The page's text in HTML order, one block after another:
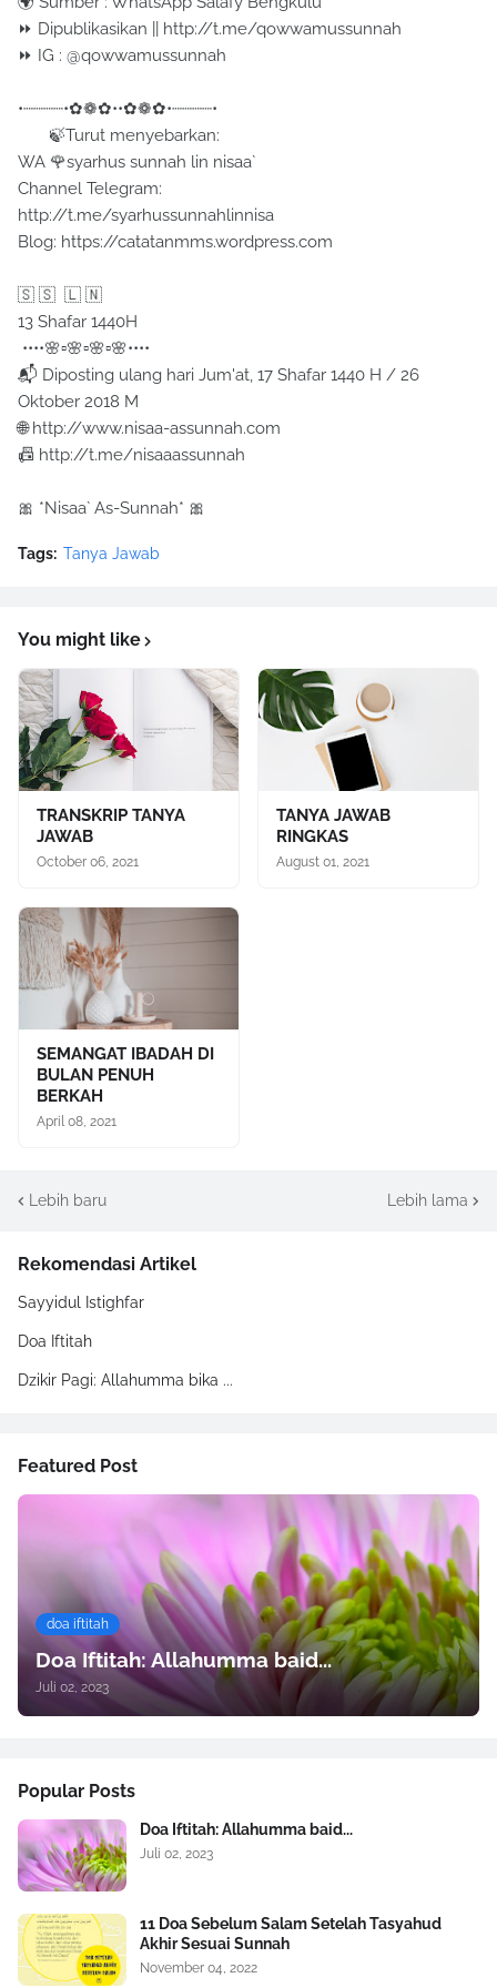
⏩ Dipublikasikan || http://t.me/qowwamussunnah
⏩ IG : @qowwamussunnah
•┈┈┈┈•✿❁✿••✿❁✿•┈┈┈┈•
🍃Turut menyebarkan:
WA 🌹syarhus sunnah lin nisaa`
Channel Telegram:
http://t.me/syarhussunnahlinnisa
Blog: https://catatanmms.wordpress.com
🇸 🇸 🇱 🇳
13 Shafar 1440H
••••🌸▫️🌸▫️🌸▫️🌸••••
📬 Diposting ulang hari Jum'at, 17 Shafar 1440 H / 26
Oktober 2018 M
🌐 http://www.nisaa-assunnah.com
📠 http://t.me/nisaaassunnah
🎀 *Nisaa` As-Sunnah* 🎀
Tags: Tanya Jawab
You might like
TRANSKRIP TANYA
JAWAB
October 06, 2021
TANYA JAWAB
RINGKAS
August 01, 2021
SEMANGAT IBADAH DI
BULAN PENUH
BERKAH
April 08, 2021
Lebih baru Lebih lama
Rekomendasi Artikel
Sayyidul Istighfar
Doa Iftitah
Dzikir Pagi: Allahumma bika ...
Featured Post
doa iftitah
Doa Iftitah: Allahumma baid...
Juli 02, 2023
Popular Posts
Doa Iftitah: Allahumma baid...
Juli 02, 2023
11 Doa Sebelum Salam Setelah Tasyahud
Akhir Sesuai Sunnah
November 04, 2022